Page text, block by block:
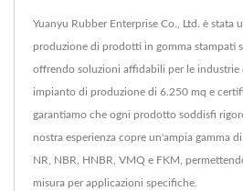
Yuanyu Rubber Enterprise Co., Ltd. è stata
produzione di prodotti in gomma stampati
offrendo soluzioni affidabili per le
impianto di produzione di 6.250 mq e
garantiamo che ogni prodotto soddisfi
nostra esperienza copre un'ampia gamma
NR, NBR, HNBR, VMQ e FKM,
misura per applicazioni specifiche.